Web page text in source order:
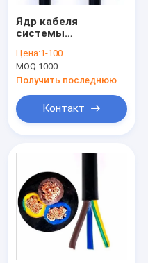
Ядр кабеля
системы
CU/PVC/PVC 2
H07VV-F RVV
многожильное к 24
ядра
Цена:1-100
MOQ:1000
Контакт